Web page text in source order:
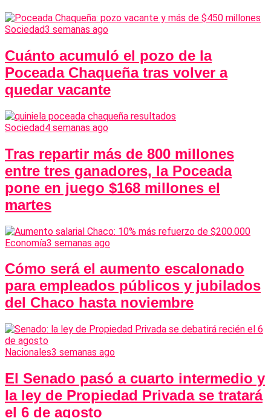
Sociedad3 semanas ago
Cuánto acumuló el pozo de la
Poceada Chaqueña tras volver a
quedar vacante
Sociedad4 semanas ago
Tras repartir más de 800 millones
entre tres ganadores, la Poceada
pone en juego $168 millones el
martes
Economía3 semanas ago
Cómo será el aumento escalonado
para empleados públicos y jubilados
del Chaco hasta noviembre
Nacionales3 semanas ago
El Senado pasó a cuarto intermedio y
la ley de Propiedad Privada se tratará
el 6 de agosto